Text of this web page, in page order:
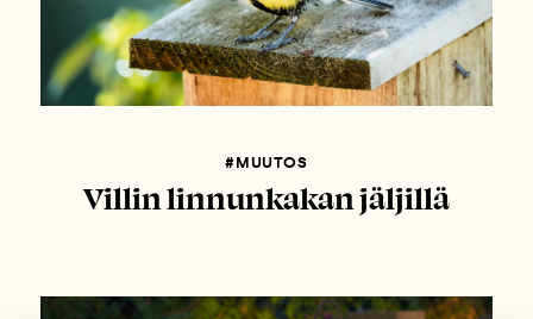
#MUUTOS
Villin linnunkakan jäljillä